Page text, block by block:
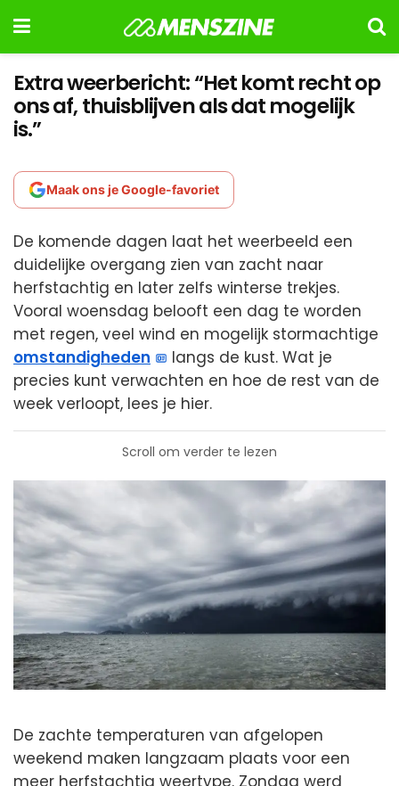
Extra weerbericht: “Het komt recht op
ons af, thuisblijven als dat mogelijk
is.”
Maak ons je Google-favoriet
De komende dagen laat het weerbeeld een
duidelijke overgang zien van zacht naar
herfstachtig en later zelfs winterse trekjes.
Vooral woensdag belooft een dag te worden
met regen, veel wind en mogelijk stormachtige
omstandigheden
langs de kust. Wat je
precies kunt verwachten en hoe de rest van de
week verloopt, lees je hier.
Scroll om verder te lezen
De zachte temperaturen van afgelopen
weekend maken langzaam plaats voor een